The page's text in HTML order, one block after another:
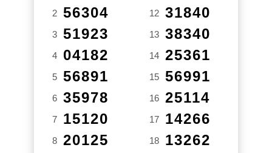
2 56304
3 51923
4 04182
5 56891
6 35978
7 15120
8 20125
12 31840
13 38340
14 25361
15 56991
16 25114
17 14266
18 13262